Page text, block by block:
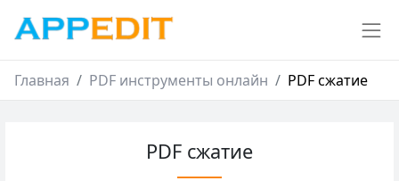
Главная PDF инструменты онлайн PDF сжатие
PDF сжатие